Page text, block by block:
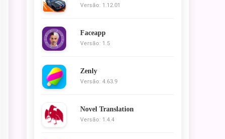
Versão: 1.12.01
Faceapp
Versão: 1.5
Zenly
Versão: 4.63.9
Novel Translation
Versão: 1.4.4